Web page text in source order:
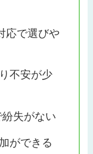
応で選びや
不安が少
失がない
ができる